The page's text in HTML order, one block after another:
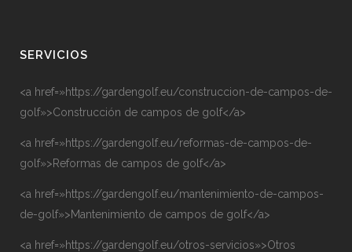
SERVICIOS
<a href=»https://gardengolf.eu/construccion-de-campos-de-
golf»>Construcción de campos de golf</a>
<a href=»https://gardengolf.eu/reformas-de-campos-de-
golf»>Reformas de campos de golf</a>
<a href=»https://gardengolf.eu/mantenimiento-de-campos-
de-golf»>Mantenimiento de campos de golf</a>
<a href=»https://gardengolf.eu/otros-servicios»>Otros